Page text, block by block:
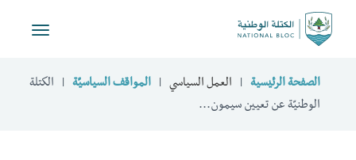
Toggle
الصفحة الرئيسية العمل السياسي المواقف السياسيّة
الكتلة
الوطنيّة عن تعيين سيمون...